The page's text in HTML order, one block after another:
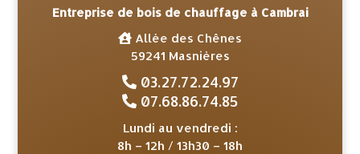
Entreprise de bois de chauffage à Cambrai
Allée des Chênes
59241 Masnières
03.27.72.24.97
07.68.86.74.85
Lundi au vendredi :
8h – 12h / 13h30 – 18h